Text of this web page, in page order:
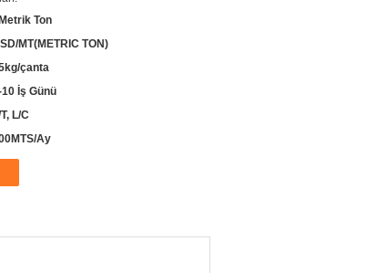
Ton
MT(METRIC TON)
çanta
İş Günü
L/C
Ay